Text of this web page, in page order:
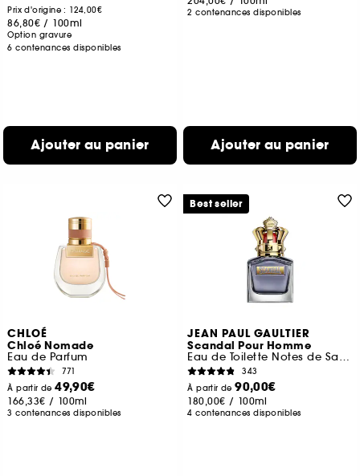
Prix d'origine : 124,00€
86,80€ / 100ml
Option gravure
6 contenances disponibles
Ajouter au panier
2 contenances disponibles
Ajouter au panier
CHLOÉ
Chloé Nomade
Eau de Parfum
771
À partir de49,90€
166,33€ / 100ml
3 contenances disponibles
JEAN PAUL GAULTIER
Scandal Pour Homme
Eau de Toilette Notes de Sauge, Fève Tonka et Vétiver
343
À partir de90,00€
180,00€ / 100ml
4 contenances disponibles
Best seller